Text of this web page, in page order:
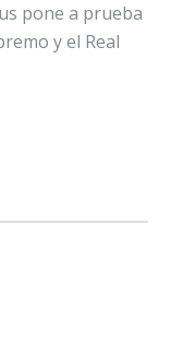
pone a prueba
y el Real